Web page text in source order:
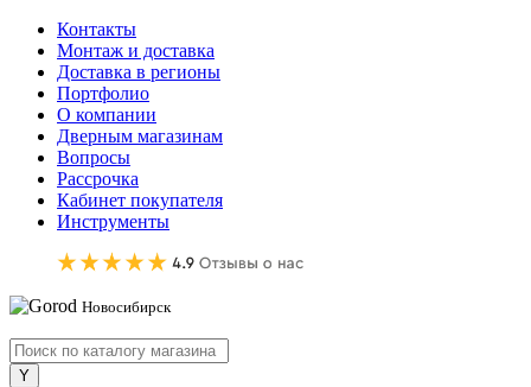
Контакты
Монтаж и доставка
Доставка в регионы
Портфолио
О компании
Дверным магазинам
Вопросы
Рассрочка
Кабинет покупателя
Инструменты
Новосибирск